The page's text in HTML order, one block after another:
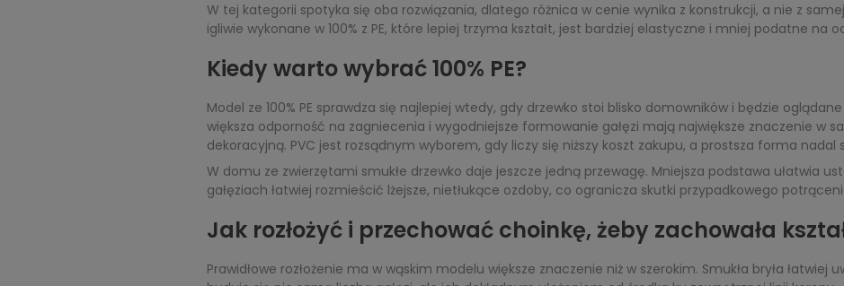
W tej kategorii spotyka się oba rozwiązania, dlatego różnica w cenie wynika z konstrukcji, a nie z
igliwie wykonane w 100% z PE, które lepiej trzyma kształt, jest bardziej elastyczne i mniej podatne na
Kiedy warto wybrać 100% PE?
Model ze 100% PE sprawdza się najlepiej wtedy, gdy drzewko stoi blisko domowników i będzie
większa odporność na zagniecenia i wygodniejsze formowanie gałęzi mają największe znaczenie w
dekoracyjną. PVC jest rozsądnym wyborem, gdy liczy się niższy koszt zakupu, a prostsza forma nadal
W domu ze zwierzętami smukłe drzewko daje jeszcze jedną przewagę. Mniejsza podstawa ułatwia
gałęziach łatwiej rozmieścić lżejsze, nietłukące ozdoby, co ogranicza skutki przypadkowego
Jak rozłożyć i przechować choinkę, żeby zachowała
Prawidłowe rozłożenie ma w wąskim modelu większe znaczenie niż w szerokim. Smukła bryła